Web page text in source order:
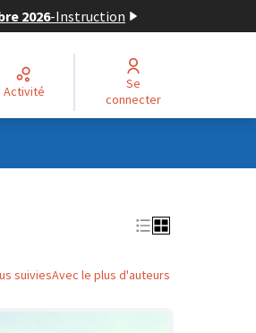
2026-Instruction
Activité
Se
connecter
suiviesAvec le plus d'auteurs